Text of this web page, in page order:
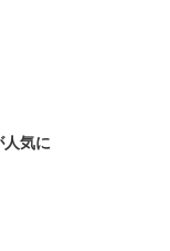
気に